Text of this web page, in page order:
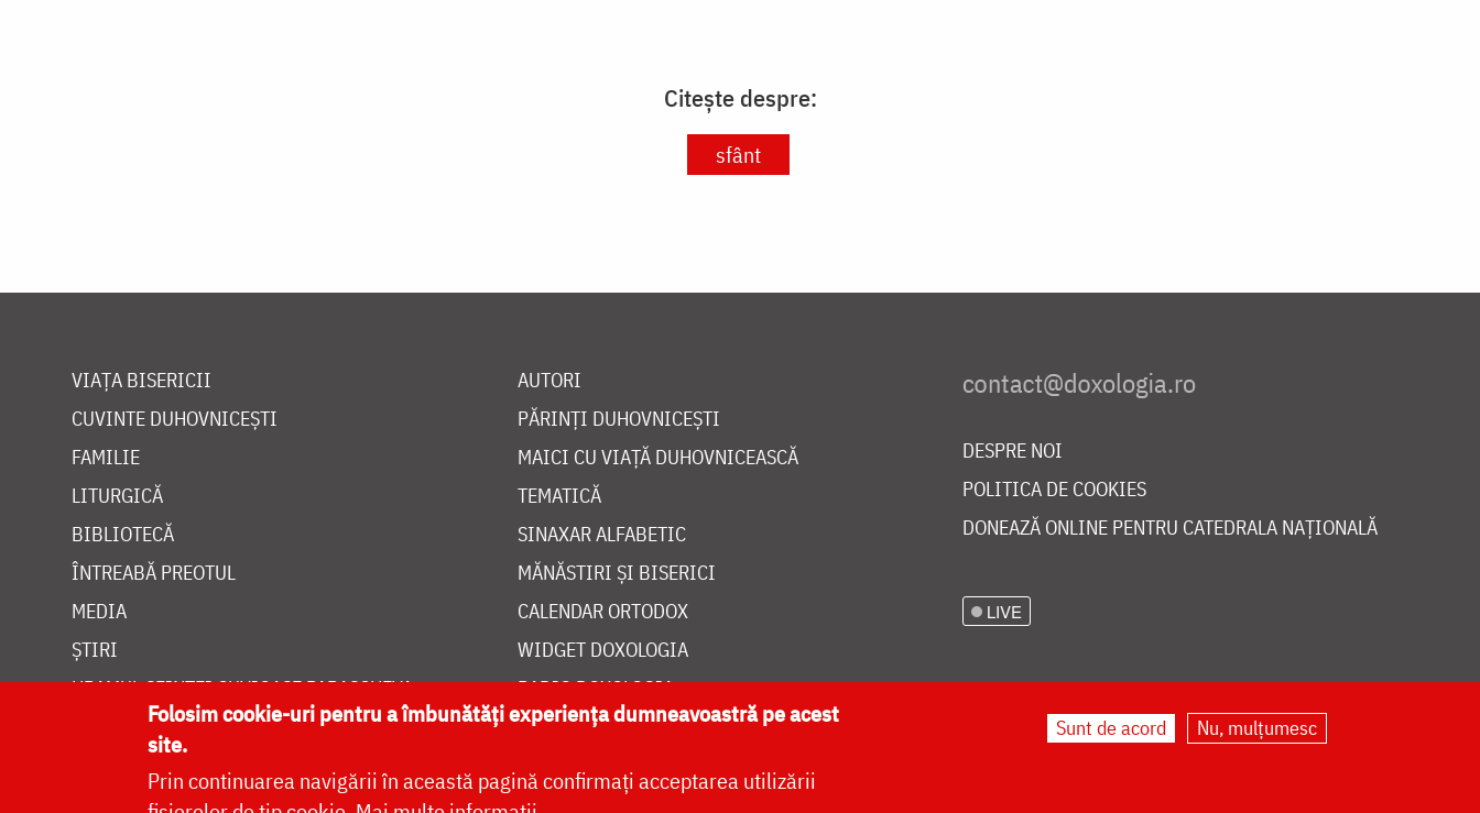
Citește despre:
sfânt
VIAȚA BISERICII
CUVINTE DUHOVNICEȘTI
FAMILIE
LITURGICĂ
BIBLIOTECĂ
ÎNTREABĂ PREOTUL
MEDIA
ȘTIRI
HRAMUL SFINTEI CUVIOASE PARASCHEVA
AUTORI
PĂRINȚI DUHOVNICEȘTI
MAICI CU VIAȚĂ DUHOVNICEASCĂ
TEMATICĂ
SINAXAR ALFABETIC
MĂNĂSTIRI ȘI BISERICI
CALENDAR ORTODOX
WIDGET DOXOLOGIA
RADIO DOXOLOGIA
DESPRE NOI
POLITICA DE COOKIES
DONEAZĂ ONLINE PENTRU CATEDRALA NAȚIONALĂ
LIVE
Folosim cookie-uri pentru a îmbunătăți experiența dumneavoastră pe acest
site.
Prin continuarea navigării în această pagină confirmați acceptarea utilizării
Sunt de acord Nu, mulțumesc